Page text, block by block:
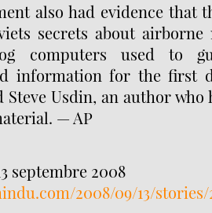
also had evidence that
secrets about airborne
computers used to
information for the first
Steve Usdin, an author who
— AP
septembre 2008
2008/09/13/stories/